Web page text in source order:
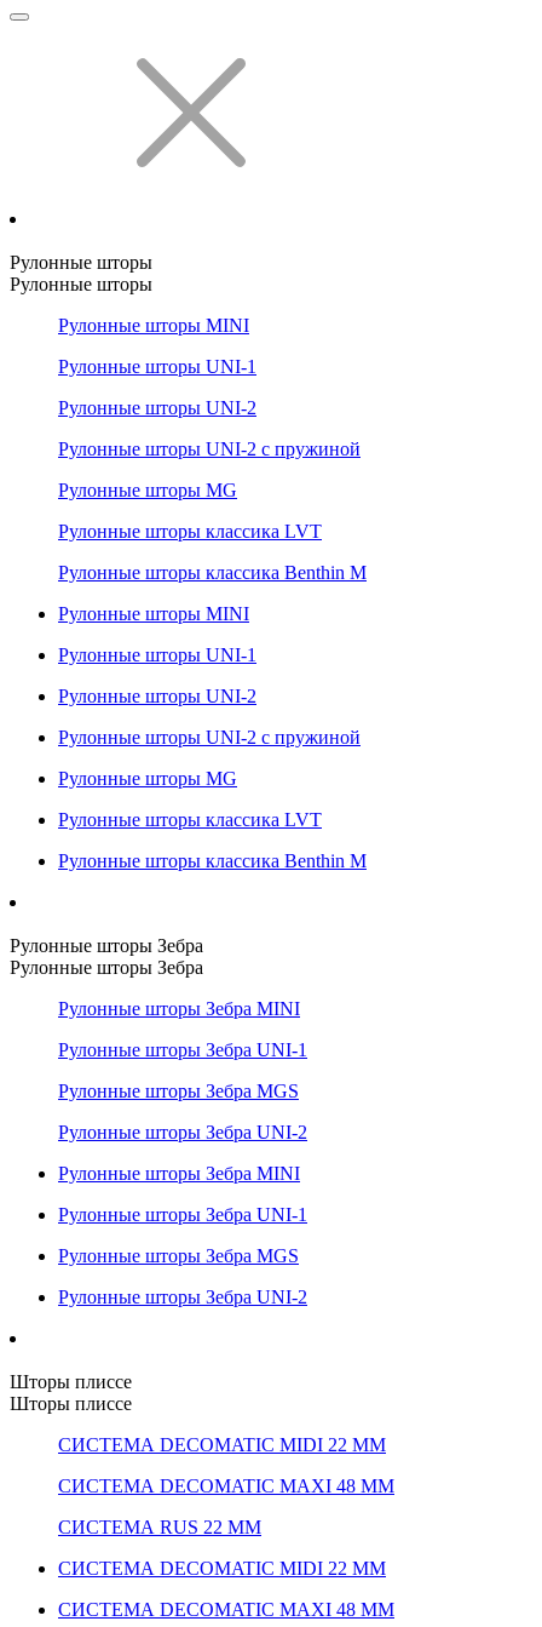
Рулонные шторы
Рулонные шторы
Рулонные шторы MINI
Рулонные шторы UNI-1
Рулонные шторы UNI-2
Рулонные шторы UNI-2 с пружиной
Рулонные шторы MG
Рулонные шторы классика LVT
Рулонные шторы классика Benthin M
Рулонные шторы MINI
Рулонные шторы UNI-1
Рулонные шторы UNI-2
Рулонные шторы UNI-2 с пружиной
Рулонные шторы MG
Рулонные шторы классика LVT
Рулонные шторы классика Benthin M
Рулонные шторы Зебра
Рулонные шторы Зебра
Рулонные шторы Зебра MINI
Рулонные шторы Зебра UNI-1
Рулонные шторы Зебра MGS
Рулонные шторы Зебра UNI-2
Рулонные шторы Зебра MINI
Рулонные шторы Зебра UNI-1
Рулонные шторы Зебра MGS
Рулонные шторы Зебра UNI-2
Шторы плиссе
Шторы плиссе
СИСТЕМА DECOMATIC MIDI 22 ММ
СИСТЕМА DECOMATIC MAXI 48 ММ
СИСТЕМА RUS 22 ММ
СИСТЕМА DECOMATIC MIDI 22 ММ
СИСТЕМА DECOMATIC MAXI 48 ММ